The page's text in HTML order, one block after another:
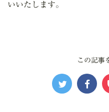
いいたします。